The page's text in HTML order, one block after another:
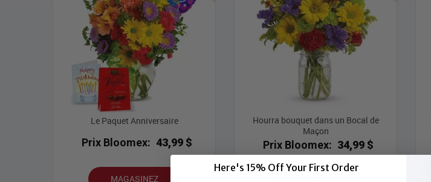
Le Paquet Anniversaire
Prix Bloomex: 43,99 $
MAGASINEZ
Hourra bouquet dans un Bocal de
Maçon
Prix Bloomex: 34,99 $
Here's 15% Off Your First Order